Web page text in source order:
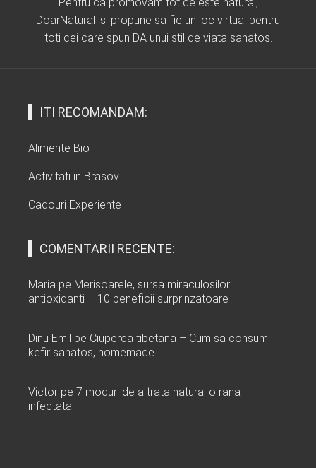
DoarNatural isi propune sa fie un loc virtual pentru
toti cei care spun DA unui stil de viata sanatos.
ITI RECOMANDAM:
Alimente Bio
Activitati in Brasov
Cadouri Experiente
COMENTARII RECENTE:
Maria pe Merisoarele, sursa miraculosilor
antioxidanti – 10 beneficii surprinzatoare
Dinu Emil pe Ciuperca tibetana – Cum sa consumi
kefir sanatos, homemade
Victor pe 7 moduri de a trata natural o rana
infectata